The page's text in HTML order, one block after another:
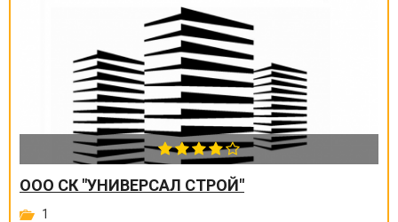
ООО СК "УНИВЕРСАЛ СТРОЙ"
1